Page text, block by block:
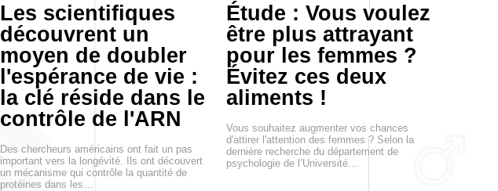
Les scientifiques
découvrent un
moyen de doubler
l'espérance de vie :
la clé réside dans le
contrôle de l'ARN
Des chercheurs américains ont fait un pas
important vers la longévité. Ils ont découvert
un mécanisme qui contrôle la quantité de
protéines dans les…
Étude : Vous voulez
être plus attrayant
pour les femmes ?
Évitez ces deux
aliments !
Vous souhaitez augmenter vos chances
d'attirer l'attention des femmes ? Selon la
dernière recherche du département de
psychologie de l’Université…